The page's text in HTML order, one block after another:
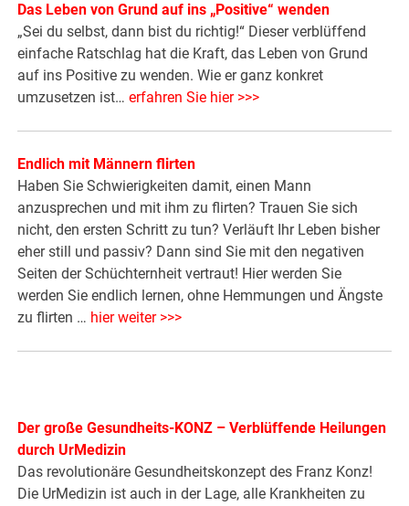
Das Leben von Grund auf ins „Positive“ wenden
„Sei du selbst, dann bist du richtig!“ Dieser verblüffend
einfache Ratschlag hat die Kraft, das Leben von Grund
auf ins Positive zu wenden. Wie er ganz konkret
umzusetzen ist…erfahren Sie hier >>>
Endlich mit Männern flirten
Haben Sie Schwierigkeiten damit, einen Mann
anzusprechen und mit ihm zu flirten? Trauen Sie sich
nicht, den ersten Schritt zu tun? Verläuft Ihr Leben bisher
eher still und passiv? Dann sind Sie mit den negativen
Seiten der Schüchternheit vertraut! Hier werden Sie
werden Sie endlich lernen, ohne Hemmungen und Ängste
zu flirten … hier weiter >>>
Der große Gesundheits-KONZ – Verblüffende Heilungen
durch UrMedizin
Das revolutionäre Gesundheitskonzept des Franz Konz!
Die UrMedizin ist auch in der Lage, alle Krankheiten zu